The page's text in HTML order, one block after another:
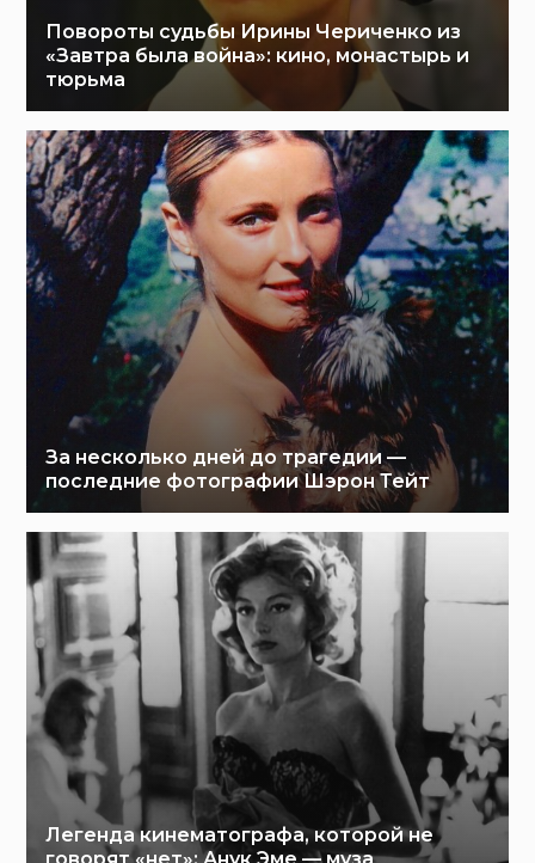
Повороты судьбы Ирины Чериченко из
«Завтра была война»: кино, монастырь и
тюрьма
За несколько дней до трагедии —
последние фотографии Шэрон Тейт
Легенда кинематографа, которой не